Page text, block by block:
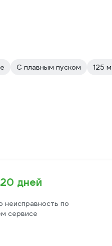
С плавным пуском 125
дней
неисправность по
сервисе